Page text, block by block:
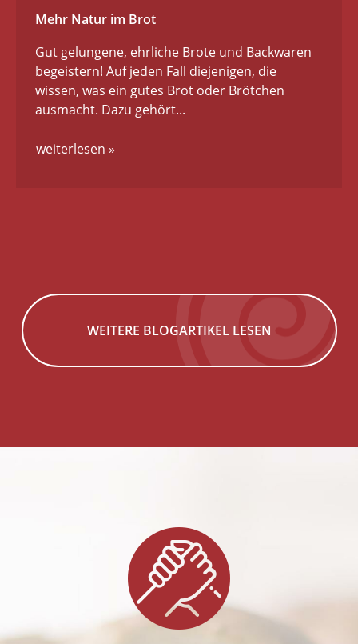
Mehr Natur im Brot
Gut gelungene, ehrliche Brote und Backwaren
begeistern! Auf jeden Fall diejenigen, die
wissen, was ein gutes Brot oder Brötchen
ausmacht. Dazu gehört...
weiterlesen »
WEITERE BLOGARTIKEL LESEN